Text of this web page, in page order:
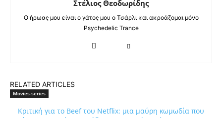
Στέλιος Θεοδωρίδης
Ο ήρωας μου είναι ο γάτος μου ο Τσάρλι και ακροάζομαι μόνο
Psychedelic Trance
RELATED ARTICLES
Movies-series
Κριτική για το Beef του Netflix: μια μαύρη κωμωδία που